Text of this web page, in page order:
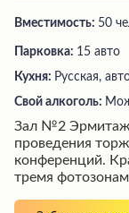
Вместимость: 50
Парковка: 15 авто
Кухня: Русская,
Свой алкоголь:
Зал №2 Эрмитаж
проведения
конференций.
тремя